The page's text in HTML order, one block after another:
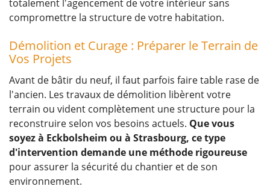
totalement l'agencement de votre intérieur sans
compromettre la structure de votre habitation.
Démolition et Curage : Préparer le Terrain de
Vos Projets
Avant de bâtir du neuf, il faut parfois faire table rase de
l'ancien. Les travaux de démolition libèrent votre
terrain ou vident complètement une structure pour la
reconstruire selon vos besoins actuels. Que vous
soyez à Eckbolsheim ou à Strasbourg, ce type
d'intervention demande une méthode rigoureuse
pour assurer la sécurité du chantier et de son
environnement.